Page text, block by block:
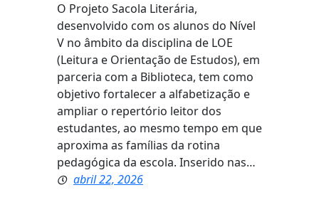
O Projeto Sacola Literária,
desenvolvido com os alunos do Nível
V no âmbito da disciplina de LOE
(Leitura e Orientação de Estudos), em
parceria com a Biblioteca, tem como
objetivo fortalecer a alfabetização e
ampliar o repertório leitor dos
estudantes, ao mesmo tempo em que
aproxima as famílias da rotina
pedagógica da escola. Inserido nas…
abril 22, 2026